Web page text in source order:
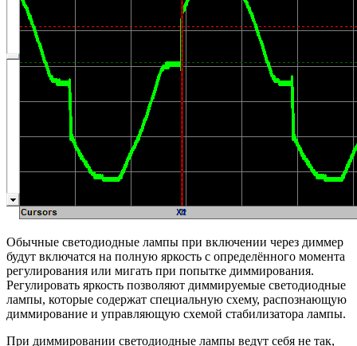
Обычные светодиодные лампы при включении через диммер
будут включатся на полную яркость с определённого момента
регулирования или мигать при попытке диммирования.
Регулировать яркость позволяют диммируемые светодиодные
лампы, которые содержат специальную схему, распознающую
диммирование и управляющую схемой стабилизатора лампы.
При диммировании светодиодные лампы ведут себя не так,